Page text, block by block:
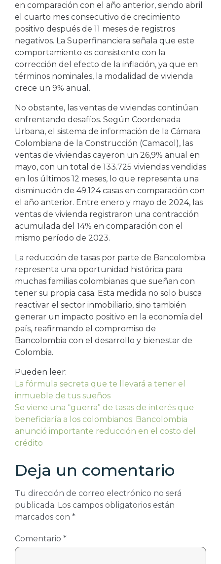
en comparación con el año anterior, siendo abril
el cuarto mes consecutivo de crecimiento
positivo después de 11 meses de registros
negativos. La Superfinanciera señala que este
comportamiento es consistente con la
corrección del efecto de la inflación, ya que en
términos nominales, la modalidad de vivienda
crece un 9% anual.
No obstante, las ventas de viviendas continúan
enfrentando desafíos. Según Coordenada
Urbana, el sistema de información de la Cámara
Colombiana de la Construcción (Camacol), las
ventas de viviendas cayeron un 26,9% anual en
mayo, con un total de 133.725 viviendas vendidas
en los últimos 12 meses, lo que representa una
disminución de 49.124 casas en comparación con
el año anterior. Entre enero y mayo de 2024, las
ventas de vivienda registraron una contracción
acumulada del 14% en comparación con el
mismo período de 2023.
La reducción de tasas por parte de Bancolombia
representa una oportunidad histórica para
muchas familias colombianas que sueñan con
tener su propia casa. Esta medida no solo busca
reactivar el sector inmobiliario, sino también
generar un impacto positivo en la economía del
país, reafirmando el compromiso de
Bancolombia con el desarrollo y bienestar de
Colombia.
Pueden leer:
La fórmula secreta que te llevará a tener el
inmueble de tus sueños
Se viene una “guerra” de tasas de interés que
beneficiaría a los colombianos: Bancolombia
anunció importante reducción en el costo del
crédito
Deja un comentario
Tu dirección de correo electrónico no será
publicada. Los campos obligatorios están
marcados con *
Comentario *